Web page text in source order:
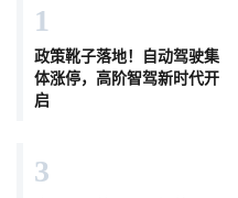
1
政策靴子落地！自动驾驶集
体涨停，高阶智驾新时代开
启
3